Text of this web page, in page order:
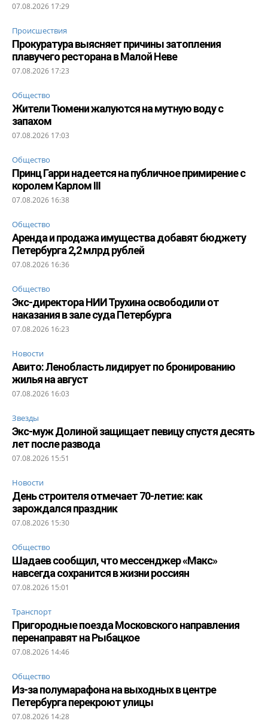
07.08.2026 17:29
Происшествия
Прокуратура выясняет причины затопления
плавучего ресторана в Малой Неве
07.08.2026 17:23
Общество
Жители Тюмени жалуются на мутную воду с
запахом
07.08.2026 17:03
Общество
Принц Гарри надеется на публичное примирение с
королем Карлом III
07.08.2026 16:38
Общество
Аренда и продажа имущества добавят бюджету
Петербурга 2,2 млрд рублей
07.08.2026 16:36
Общество
Экс-директора НИИ Трухина освободили от
наказания в зале суда Петербурга
07.08.2026 16:23
Новости
Авито: Ленобласть лидирует по бронированию
жилья на август
07.08.2026 16:03
Звезды
Экс-муж Долиной защищает певицу спустя десять
лет после развода
07.08.2026 15:51
Новости
День строителя отмечает 70-летие: как
зарождался праздник
07.08.2026 15:30
Общество
Шадаев сообщил, что мессенджер «Макс»
навсегда сохранится в жизни россиян
07.08.2026 15:01
Транспорт
Пригородные поезда Московского направления
перенаправят на Рыбацкое
07.08.2026 14:46
Общество
Из-за полумарафона на выходных в центре
Петербурга перекроют улицы
07.08.2026 14:28